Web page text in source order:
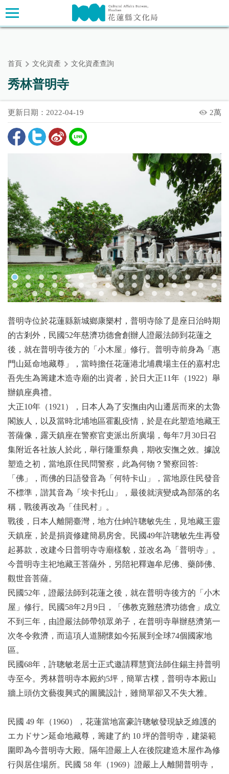
跳
到
主
主要內容區塊
首頁 文化資產 文化資產查詢
秀林普明寺
更新日期：2022-04-19 2萬
普明寺位於花蓮縣新城鄉康樂村，普明寺除了是座日治時期
的古剎外，民國52年慈濟功德會創辦人證嚴法師到花蓮之
後，就在普明寺後方的「小木屋」修行。普明寺前身為「惠
門山延命地藏尊」，當時擔任花蓮港北埔農場主任的嘉村忠
吾先生為籌建木造寺廟的出資者，於日大正11年（1922）舉
辦鎮座典禮。
大正10年（1921），日本人為了安撫由內山遷居而來的太魯
閣族人，以及當時北埔地區霍亂疫情，於是在此塑造地藏王
菩薩像，露天鎮座在警察官吏派出所廣場，每年7月30日召
集附近各社族人於此，舉行隆重祭典，期收安撫之效。據說
塑造之初，當地原住民問警察，此為何物？警察回答:
「佛」，而佛的日語發音為「何特卡山」，當地原住民發音
不標準，諧其音為「埃卡托山」，最後就演變成為部落的名
稱，戰後再改為「佳民村」。
戰後，日本人離開臺灣，地方仕紳許聰敏先生，見地藏王靈
天鎮座，於是捐資修建簡易房舍。民國49年許聰敏先生再發
起募款，改建今日普明寺寺廟樣貌，並改名為「普明寺」。
今普明寺主祀地藏王菩薩外，另陪祀釋迦牟尼佛、藥師佛、
觀世音菩薩。
民國52年，證嚴法師到花蓮之後，就在普明寺後方的「小木
屋」修行。民國58年2月9日，「佛教克難慈濟功德會」成立
不到三年，由證嚴法師帶領眾弟子，在普明寺舉辦慈濟第一
次冬令救濟，而這項人道關懷如今拓展到全球74個國家地
區。
民國68年，許聰敏老居士正式邀請釋慧寶法師住錫主持普明
寺至今。秀林普明寺本殿約5坪，簡單古樸，普明寺本殿山
牆上頭仿文藝復興式的圖騰設計，雖簡單卻又不失大雅。
民國 49 年（1960），花蓮當地富豪許聰敏發現缺乏維護的
エカドサン延命地藏尊，籌建了約 10 坪的普明寺，建築範
圍即為今普明寺大殿。隔年證嚴上人在後院建造木屋作為修
行與居住場所。民國 58 年（1969）證嚴上人離開普明寺，